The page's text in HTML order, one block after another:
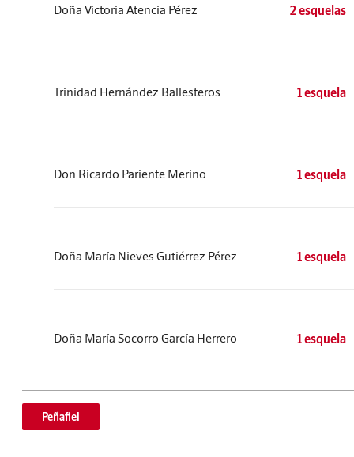
Doña Victoria Atencia Pérez 2 esquelas
Trinidad Hernández Ballesteros 1 esquela
Don Ricardo Pariente Merino 1 esquela
Doña María Nieves Gutiérrez Pérez 1 esquela
Doña María Socorro García Herrero 1 esquela
Peñafiel